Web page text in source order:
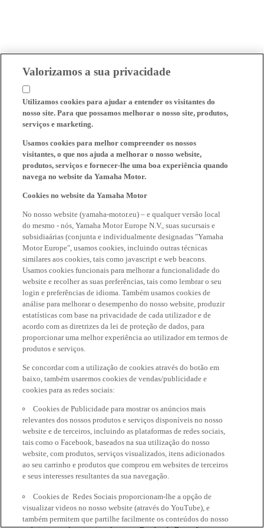
Valorizamos a sua privacidade
Utilizamos cookies para ajudar a entender os visitantes do
nosso site. Para que possamos melhorar o nosso site, produtos,
serviços e marketing.
Usamos cookies para melhor compreender os nossos
visitantes, o que nos ajuda a melhorar o nosso website,
produtos, serviços e fornecer-lhe uma boa experiência quando
navega no website da Yamaha Motor.
Cookies no website da Yamaha Motor
No nosso website (yamaha-motor.eu) – e qualquer versão local
do mesmo - nós, Yamaha Motor Europe N.V., suas sucursais e
subsidiaárias (conjunta e individualmente designadas "Yamaha
Motor Europe", usamos cookies, incluindo outras técnicas
similares aos cookies, tais como javascript e web beacons.
Usamos cookies funcionais para melhorar a funcionalidade do
website e recolher as suas preferências, tais como lembrar o seu
login e preferências de idioma. Também usamos cookies de
análise para melhorar o desempenho do nosso website, produzir
estatísticas com base na privacidade de cada utilizador e de
acordo com as diretrizes da lei de proteção de dados, para
proporcionar uma melhor experiência ao utilizador em termos de
produtos e serviços.
Se concordar com a utilização de cookies através do botão em
baixo, também usaremos cookies de vendas/publicidade e
cookies para as redes sociais:
Cookies de Publicidade para mostrar os anúncios mais
relevantes dos nossos produtos e serviços disponíveis no nosso
website e de terceiros, incluindo as plataformas de redes sociais,
tais como o Facebook, baseados na sua utilização do nosso
website, com produtos, serviços visualizados, itens adicionados
ao seu carrinho e produtos que comprou em websites de terceiros
e seus interesses resultantes da sua navegação.
Cookies de Redes Sociais proporcionam-lhe a opção de
visualizar videos no nosso website (através do YouTube), e
também permitem que partilhe facilmente os conteúdos do nosso